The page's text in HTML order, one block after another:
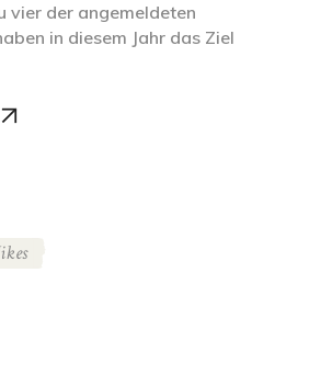
vier der angemeldeten
in diesem Jahr das Ziel